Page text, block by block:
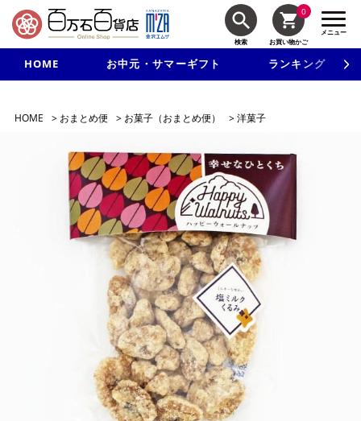
検索
0
お買い物かご
メニュー
HOME お中元・サマーギフト ランキング
新規入会で3千円以上で使える500円クーポンを進呈！
HOME > おまとめ便 > お菓子（おまとめ便） >洋菓子